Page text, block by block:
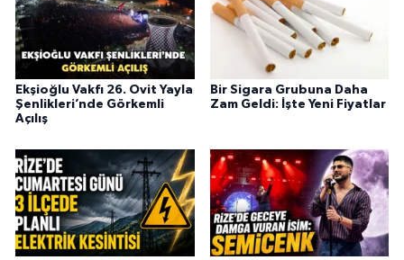
Ekşioğlu Vakfı 26. Ovit Yayla
Şenlikleri’nde Görkemli
Açılış
Bir Sigara Grubuna Daha
Zam Geldi: İşte Yeni Fiyatlar